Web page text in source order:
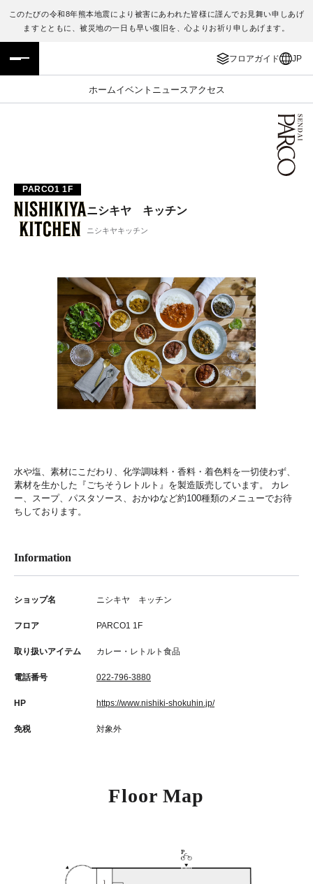
このたびの令和8年熊本地震により被害にあわれた皆様に謹んでお見舞い申しあげ
ますとともに、被災地の一日も早い復旧を、心よりお祈り申しあげます。
フロアガイド JP
ホームイベント ニュース アクセス
フロアガイド
施設案内・アクセス
TAX FREE
ENGLISH
繁体字
日本語
PARCO1 1F
ニシキヤ キッチン
ニシキヤキッチン
水や塩、素材にこだわり、化学調味料・香料・着色料を一切使わず、
素材を生かした『ごちそうレトルト』を製造販売しています。 カレ
ー、スープ、パスタソース、おかゆなど約100種類のメニューでお待
ちしております。
Information
ショップ名 ニシキヤ キッチン
フロア PARCO1 1F
取り扱いアイテム カレー・レトルト食品
電話番号 022-796-3880
HP https://www.nishiki-shokuhin.jp/
免税 対象外
Floor Map